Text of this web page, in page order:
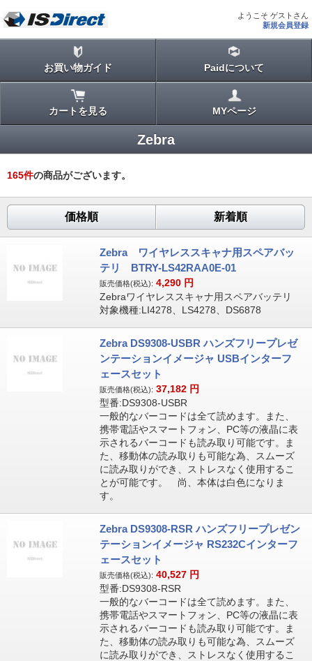
ようこそ ゲストさん
新規会員登録
お買い物ガイド Paidについて
カートを見る MYページ
Zebra
165件の商品がございます。
価格順 新着順
Zebra ワイヤレススキャナ用スペアバッ
テリ BTRY-LS42RAA0E-01
販売価格(税込): 4,290 円
Zebraワイヤレススキャナ用スペアバッテリ
対象機種:LI4278、LS4278、DS6878
Zebra DS9308-USBR ハンズフリープレゼ
ンテーションイメージャ USBインターフ
ェースセット
販売価格(税込): 37,182 円
型番:DS9308-USBR
一般的なバーコードは全て読めます。また、
携帯電話やスマートフォン、PC等の液晶に表
示されるバーコードも読み取り可能です。ま
た、移動体の読み取りも可能な為、スムーズ
に読み取りができ、ストレスなく使用するこ
とが可能です。 尚、本体は白色になりま
す。
Zebra DS9308-RSR ハンズフリープレゼン
テーションイメージャ RS232Cインターフ
ェースセット
販売価格(税込): 40,527 円
型番:DS9308-RSR
一般的なバーコードは全て読めます。また、
携帯電話やスマートフォン、PC等の液晶に表
示されるバーコードも読み取り可能です。ま
た、移動体の読み取りも可能な為、スムーズ
に読み取りができ、ストレスなく使用するこ